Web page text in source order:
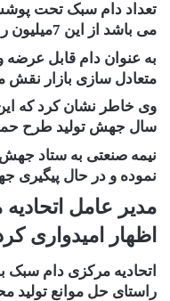
می باشد از این 7میلیون راس 25 درصد این دامها
به عنوان دام قابل عرضه
متعادل سازی بازار نقش
وی خاطر نشان کرد که این
سال جهش تولید طرح
نیمه صنعتی به ستاد جهش
نموده و در حال پیگیری
مدیر عامل
اظهار امیدواری
اتحادیه مرکزی دام سبک
راستای حل موانع